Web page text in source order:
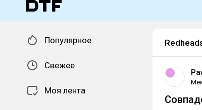
Популярное
Свежее
Моя лента